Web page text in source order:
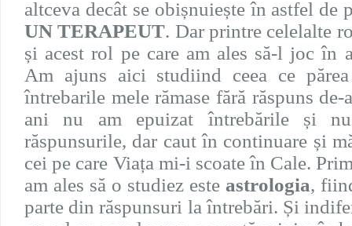
altceva decât se obișnuiește în astfel de
UN TERAPEUT. Dar printre celelalte
și acest rol pe care am ales să-l joc în
Am ajuns aici studiind ceea ce
întrebarile mele rămase fără răspuns
ani nu am epuizat întrebările și
răspunsurile, dar caut în continuare și
cei pe care Viața mi-i scoate în Cale.
am ales să o studiez este astrologia,
parte din răspunsuri la întrebări. Și